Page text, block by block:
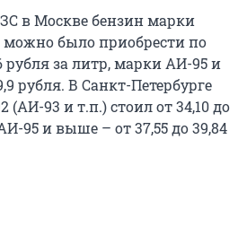
в Москве бензин марки
было приобрести по
рубля за литр, марки АИ-95 и
рубля. В Санкт-Петербурге
93 и т.п.) стоил от 34,10 до
95 и выше – от 37,55 до 39,84